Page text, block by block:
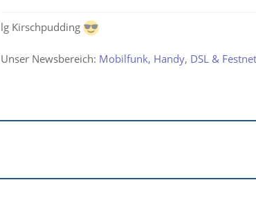
lg Kirschpudding
Unser Newsbereich: Mobilfunk, Handy, DSL &